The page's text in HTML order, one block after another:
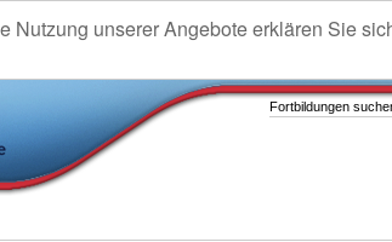
unserer Angebote erklären Sie
Fortbildungen